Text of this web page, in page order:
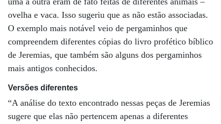
ovelha e vaca. Isso sugeriu que as não estão associadas.
O exemplo mais notável veio de pergaminhos que
compreendem diferentes cópias do livro profético bíblico
de Jeremias, que também são alguns dos pergaminhos
mais antigos conhecidos.
Versões diferentes
“A análise do texto encontrado nessas peças de Jeremias
sugere que elas não pertencem apenas a diferentes